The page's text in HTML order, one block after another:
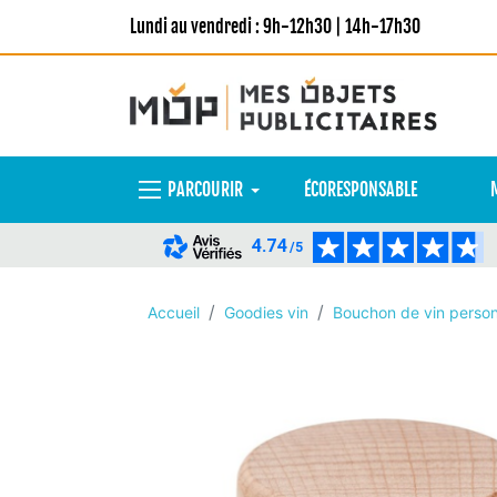
Lundi au vendredi : 9h-12h30 | 14h-17h30
PARCOURIR ÉCORESPONSABLE
4.74/5
Accueil Goodies vin Bouchon de vin